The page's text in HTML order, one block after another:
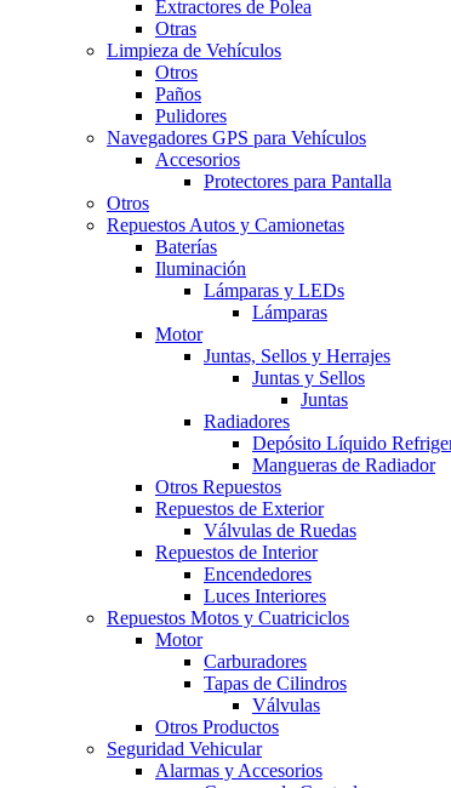
Extractores de Polea
Otras
Limpieza de Vehículos
Otros
Paños
Pulidores
Navegadores GPS para Vehículos
Accesorios
Protectores para Pantalla
Otros
Repuestos Autos y Camionetas
Baterías
Iluminación
Lámparas y LEDs
Lámparas
Motor
Juntas, Sellos y Herrajes
Juntas y Sellos
Juntas
Radiadores
Depósito Líquido
Mangueras de Radiador
Otros Repuestos
Repuestos de Exterior
Válvulas de Ruedas
Repuestos de Interior
Encendedores
Luces Interiores
Repuestos Motos y Cuatriciclos
Motor
Carburadores
Tapas de Cilindros
Válvulas
Otros Productos
Seguridad Vehicular
Alarmas y Accesorios